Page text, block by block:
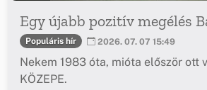
Egy újabb pozitív megélés
Populáris hír 2026. 07. 07 15:49
Nekem 1983 óta, mióta először ott
KÖZEPE.